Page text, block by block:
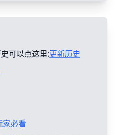
可以点这里:更新历史
家必看